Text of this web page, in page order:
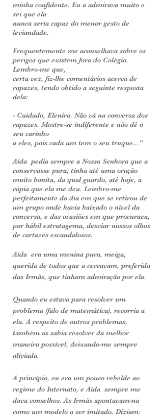
mi­nha confidente. Eu a admirava muito e
sei que ela
nunca seria capaz do menor gesto de
leviandade.
Frequentemente me aconselhava sobre os
perigos que existem fora do Colégio.
Lembro-me que,
certa vez, fiz-lhe comentários acerca de
rapazes, tendo obtido a seguinte resposta
dela:
- Cuidado, Elenira. Não vá na conversa dos
rapazes. Mostre-se indiferente e não dê o
seu carinho
a eles, pois cada um tem o seu truque..."
Aída pedia sempre a Nossa Senhora que a
con­servasse pura; tinha até uma oração
muito bonita, da qual guardo, até hoje, a
cópia que ela me deu. Lem­bro-me
perfeitamente do dia em que se retirou de
um grupo onde havia baixado o nível da
conversa, e das ocasiões em que procurava,
por hábil estratagema, desviar nossos olhos
de cartazes escandalosos.
Aída era uma menina pura, meiga,
querida de todos que a cercavam, preferida
das Irmãs, que tinham admiração por ela.
Quando eu estava para resolver um
problema (falo de matemática), recorria a
ela. A respeito de outros problemas,
também os sabia resolver da me­lhor
maneira possível, deixando-me sempre
aliviada.
A princípio, eu era um pouco rebelde ao
regime do Internato, e Aída sempre me
dava conselhos. As Irmãs apontavam-na
como um modelo a ser imitado. Diziam: